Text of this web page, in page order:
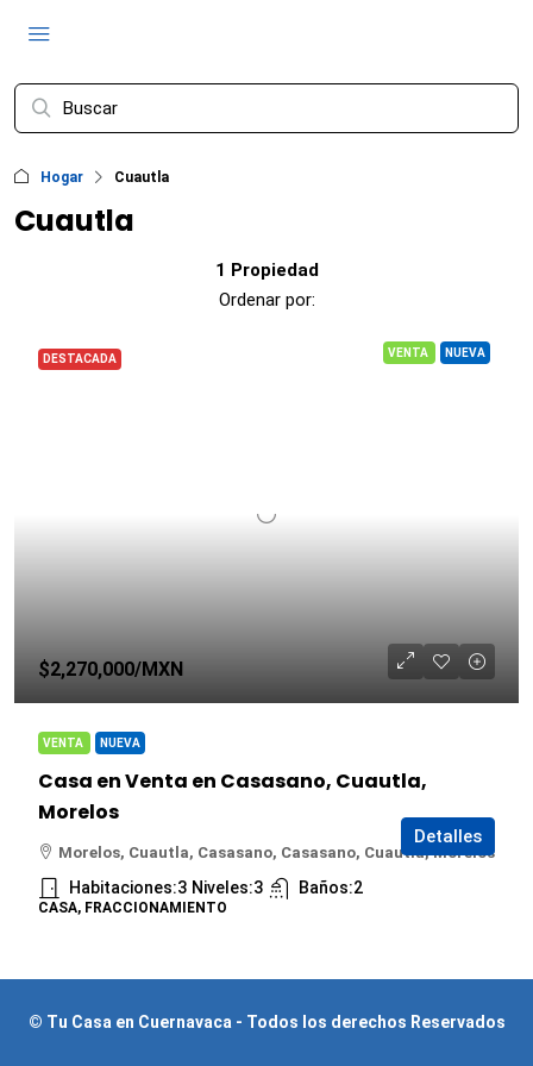
Hogar Cuautla
Cuautla
1 Propiedad
Ordenar por:
DESTACADA VENTA NUEVA
$2,270,000/MXN
VENTA NUEVA
Casa en Venta en Casasano, Cuautla,
Morelos
Morelos, Cuautla, Casasano, Casasano, Cuautla, Morelos
Habitaciones:3 Niveles:3 Baños:2
CASA, FRACCIONAMIENTO
Detalles
© Tu Casa en Cuernavaca - Todos los derechos Reservados